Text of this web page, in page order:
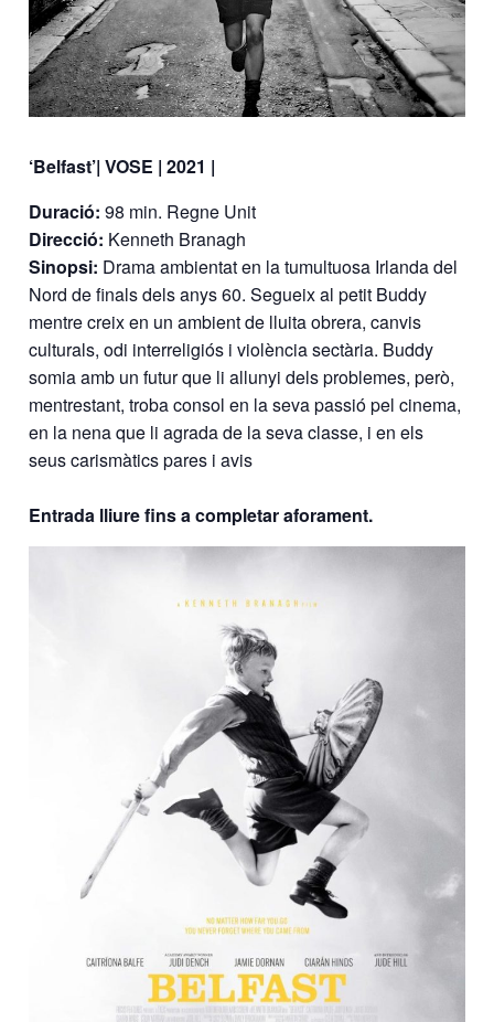
‘Belfast’| VOSE | 2021 |
Duració: 98 min. Regne Unit
Direcció: Kenneth Branagh
Sinopsi: Drama ambientat en la tumultuosa Irlanda del
Nord de finals dels anys 60. Segueix al petit Buddy
mentre creix en un ambient de lluita obrera, canvis
culturals, odi interreligiós i violència sectària. Buddy
somia amb un futur que li allunyi dels problemes, però,
mentrestant, troba consol en la seva passió pel cinema,
en la nena que li agrada de la seva classe, i en els
seus carismàtics pares i avis
Entrada lliure fins a completar aforament.